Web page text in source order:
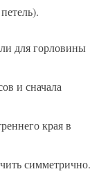
для горловины
и сначала
края в
симметрично.